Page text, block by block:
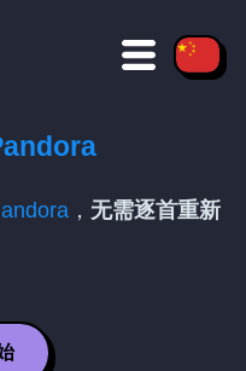
， 无需逐首重新